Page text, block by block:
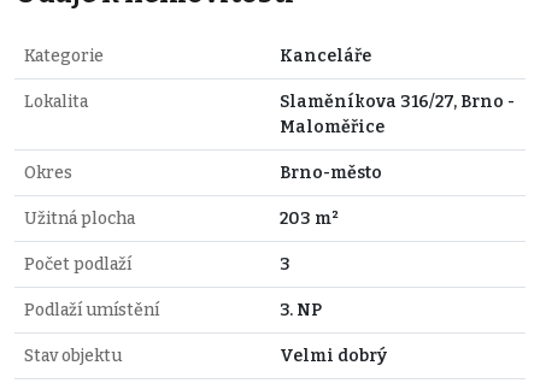
Kategorie Kanceláře
Lokalita
Slaměníkova 316/27, Brno -
Maloměřice
Okres Brno-město
Užitná plocha 203 m²
Počet podlaží 3
Podlaží umístění 3. NP
Stav objektu Velmi dobrý